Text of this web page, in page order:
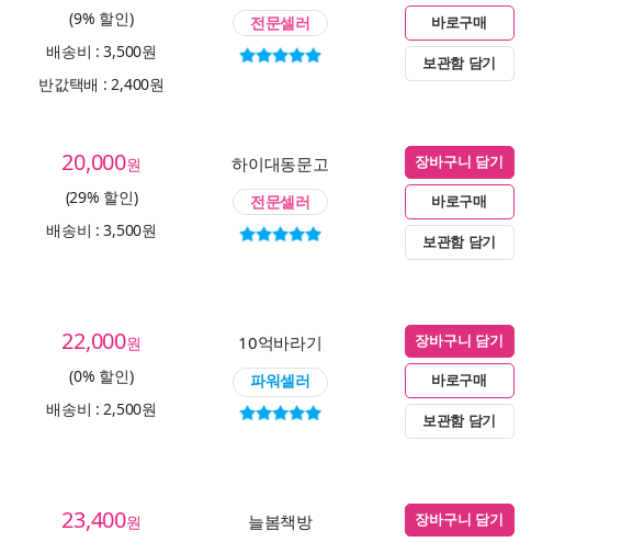
(9% 할인)
배송비 : 3,500원
반값택배 : 2,400원
전문셀러 바로구매
보관함 담기
20,000원
(29% 할인)
배송비 : 3,500원
하이대동문고
전문셀러
장바구니 담기
바로구매
보관함 담기
22,000원
(0% 할인)
배송비 : 2,500원
10억바라기
파워셀러
장바구니 담기
바로구매
보관함 담기
23,400원
늘봄책방 장바구니 담기